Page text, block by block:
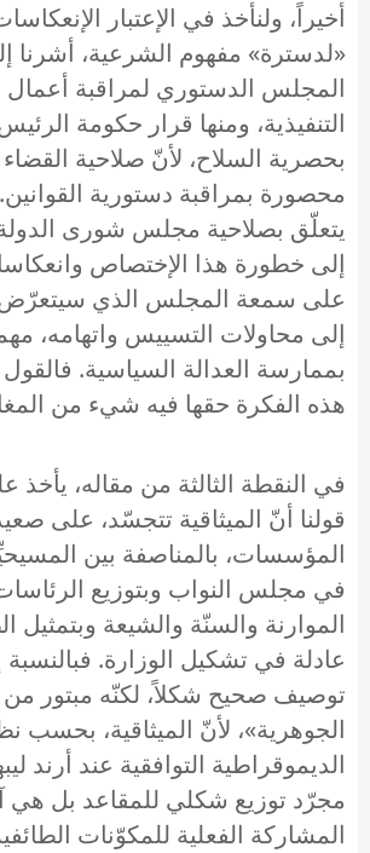
أخيراً، ولنأخذ في الإعتبار
«لدسترة» مفهوم الشرعية، أشرنا
المجلس الدستوري لمراقبة
التنفيذية، ومنها قرار حكومة
بحصرية السلاح، لأنّ صلاحية
محصورة بمراقبة دستورية
يتعلّق بصلاحية مجلس شورى الدولة،
إلى خطورة هذا الإختصاص
على سمعة المجلس الذي سيتعرّض،
إلى محاولات التسييس واتهامه،
بممارسة العدالة السياسية. فالقول
هذه الفكرة حقها فيه شيء من
في النقطة الثالثة من مقاله، يأخذ
قولنا أنّ الميثاقية تتجسّد، على
المؤسسات، بالمناصفة بين
في مجلس النواب وبتوزيع
الموارنة والسنّة والشيعة وبتمثيل
عادلة في تشكيل الوزارة. فبالنسبة
توصيف صحيح شكلاً، لكنّه مبتور من
الجوهرية»، لأنّ الميثاقية، بحسب
الديموقراطية التوافقية عند أرند
مجرّد توزيع شكلي للمقاعد بل هي
المشاركة الفعلية للمكوّنات